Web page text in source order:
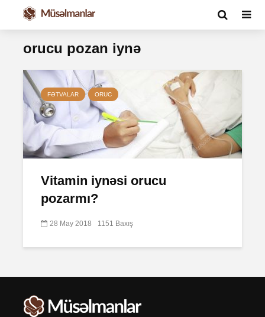
orucu pozan iynə
FƏTVALAR ORUC
Vitamin iynəsi orucu
pozarmı?
28 May 2018 1151 Baxış